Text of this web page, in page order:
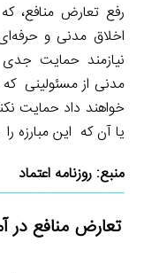
رفع تعارض منافع،
اخلاق مدنی و
نیازمند حمایت جدی
مدنی از مسئولینی که
خواهند داد حمایت
یا آن که این مبارزه
منبع: روزنامه اعتماد
تعارض منافع